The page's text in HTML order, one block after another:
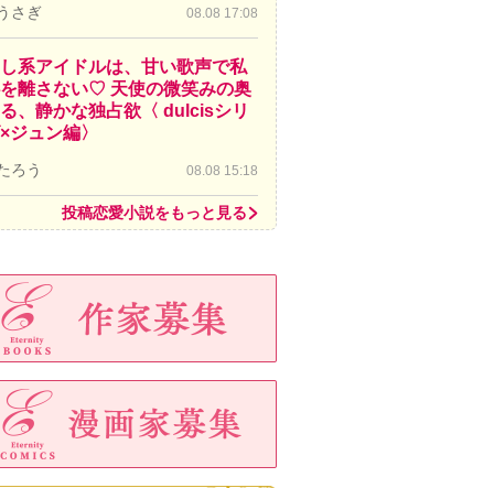
さぎ 08.08 17:08
系アイドルは、甘い歌声で私
離さない♡ 天使の微笑みの奥
、静かな独占欲〈 dulcisシリ
ジュン編〉
ろう 08.08 15:18
投稿恋愛小説をもっと見る